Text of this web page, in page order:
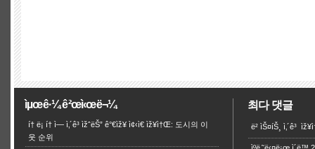
ìµœê·¼ ê²œì‹œë¬¼
í† ë¡ í† ì— ì‚´ê³ ìžˆëŠ” ê°€ìž¥ ì¢‹ì€ ìž¥ì†Œ: 도시의 이
웃 순위
최다 댓글
ë² ìŠ¤íŠ¸ ì‚´ê³